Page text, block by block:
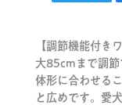
【調節機能付き
大85cmまで調節
体形に合わせる
と広めです。愛